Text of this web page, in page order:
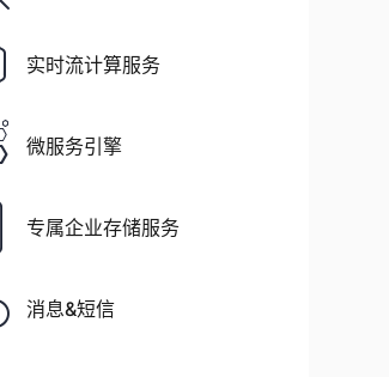
实时流计算服务
微服务引擎
专属企业存储服务
消息&短信